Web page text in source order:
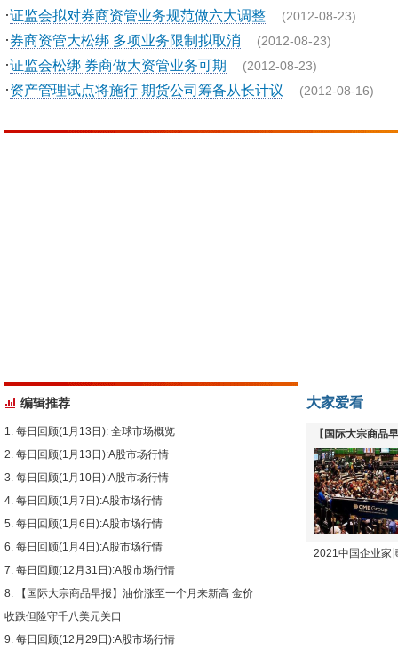
·证监会拟对券商资管业务规范做六大调整 (2012-08-23)
·券商资管大松绑 多项业务限制拟取消 (2012-08-23)
·证监会松绑 券商做大资管业务可期 (2012-08-23)
·资产管理试点将施行 期货公司筹备从长计议 (2012-08-16)
编辑推荐
每日回顾(1月13日): 全球市场概览
每日回顾(1月13日):A股市场行情
每日回顾(1月10日):A股市场行情
每日回顾(1月7日):A股市场行情
每日回顾(1月6日):A股市场行情
每日回顾(1月4日):A股市场行情
每日回顾(12月31日):A股市场行情
【国际大宗商品早报】油价涨至一个月来新高 金价
收跌但险守千八美元关口
每日回顾(12月29日):A股市场行情
大家爱看
【国际大宗商品
下跌
2021中国企业家